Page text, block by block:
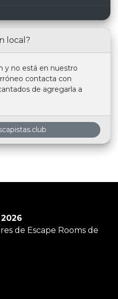
local?
y no está en nuestro
contacta con
de agregarla a
de Escape Rooms de